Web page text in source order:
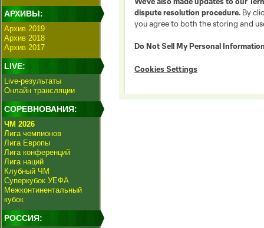
АРХИВЫ:
Архив 2019
Архив 2018
Архив 2017
LIVE:
Live-результаты
Онлайн трансляции
СОРЕВНОВАНИЯ:
ЧМ 2026
Лига чемпионов
Лига Европы
Лига конференций
Лига наций
Клубный ЧМ
Суперкубок УЕФА
Межконтинентальный
кубок
РОССИЯ: